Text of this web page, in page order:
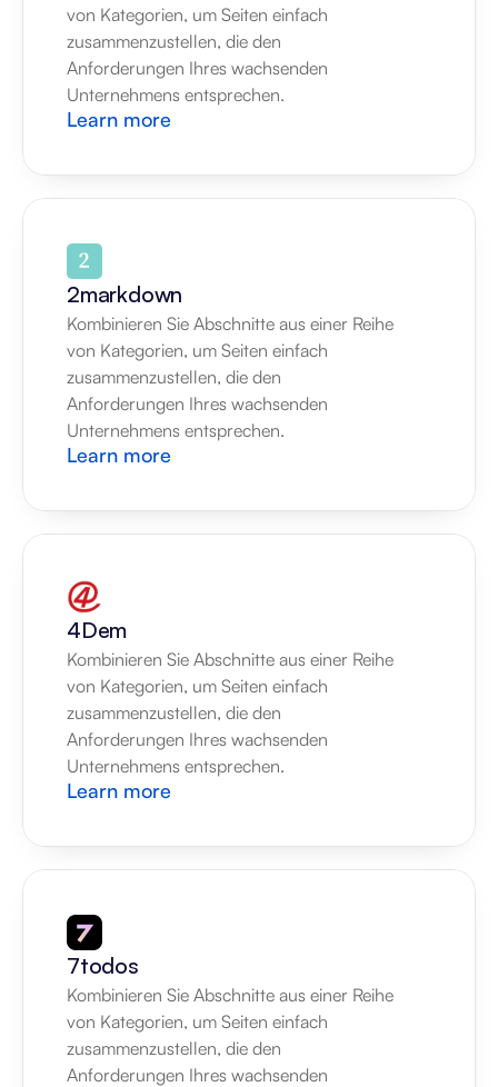
von Kategorien, um Seiten einfach
zusammenzustellen, die den
Anforderungen Ihres wachsenden
Unternehmens entsprechen.
Learn more
2markdown
Kombinieren Sie Abschnitte aus einer Reihe
von Kategorien, um Seiten einfach
zusammenzustellen, die den
Anforderungen Ihres wachsenden
Unternehmens entsprechen.
Learn more
4Dem
Kombinieren Sie Abschnitte aus einer Reihe
von Kategorien, um Seiten einfach
zusammenzustellen, die den
Anforderungen Ihres wachsenden
Unternehmens entsprechen.
Learn more
7todos
Kombinieren Sie Abschnitte aus einer Reihe
von Kategorien, um Seiten einfach
zusammenzustellen, die den
Anforderungen Ihres wachsenden